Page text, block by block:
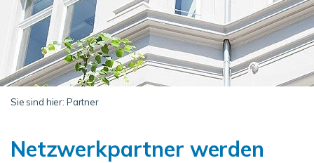
Sie sind hier: Partner
Netzwerkpartner werden